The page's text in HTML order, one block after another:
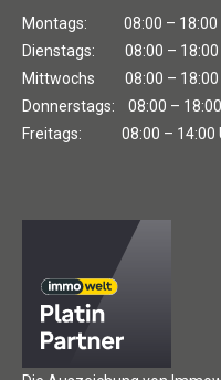
Montags: 08:00 – 18:00
Dienstags: 08:00 – 18:00
Mittwochs 08:00 – 18:00
Donnerstags: 08:00 –
Freitags: 08:00 – 14:00